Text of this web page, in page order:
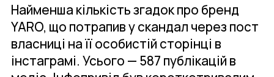
Найменша кількість згадок про бренд
YARO, що потрапив у скандал через пост
власниці на її особистій сторінці в
інстаграмі. Усього — 587 публікацій в